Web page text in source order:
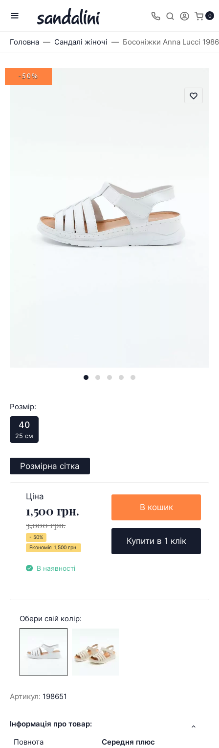
0
Головна Сандалі жіночі Босоніжки Anna Lucci
-50%
Розмір:
40
25 см
Розмірна сітка
Ціна
1,500 грн.
3,000 грн.
- 50%
Економія 1,500 грн.
В наявності
В кошик
Купити в 1 клік
Обери свій колір:
Артикул: 198651
Інформація про товар:
Повнота
Середня плюс